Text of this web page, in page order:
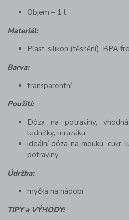
Objem – 1 l
Materiál:
Plast, silikon (těsnění), BPA
Barva:
transparentní
Použití:
Dóza na potraviny,
ledničky, mrazáku
ideální dóza na mouku, cukr,
potraviny
Údržba:
myčka na nádobí
TIPY a VÝHODY: